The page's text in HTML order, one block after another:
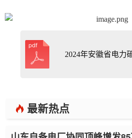
2024年安徽省电力
最新热点